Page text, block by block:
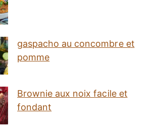
gaspacho au concombre et
pomme
Brownie aux noix facile et
fondant